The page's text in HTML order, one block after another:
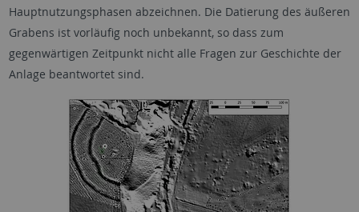
Hauptnutzungsphasen abzeichnen. Die Datierung des äußeren
Grabens ist vorläufig noch unbekannt, so dass zum
gegenwärtigen Zeitpunkt nicht alle Fragen zur Geschichte der
Anlage beantwortet sind.